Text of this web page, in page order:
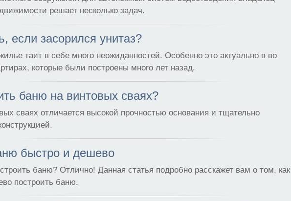
решает несколько задач.
если засорился унитаз?
таит в себе много неожиданностей. Особенно это актуально в во
которые были построены много лет назад.
баню на винтовых сваях?
сваях отличается высокой прочностью основания и тщательно
быстро и дешево
баню? Отлично! Данная статья подробно расскажет вам о том, как
построить баню.